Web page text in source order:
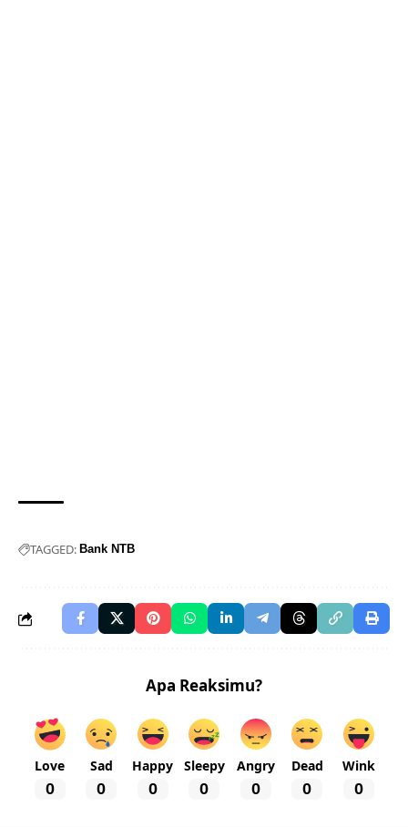
TAGGED: Bank NTB
Apa Reaksimu?
Love
0
Sad
0
Happy
0
Sleepy
0
Angry
0
Dead
0
Wink
0